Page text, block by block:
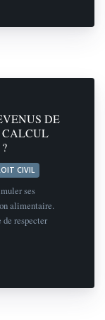
DE
CALCUL
CIVIL
ses
alimentaire.
de respecter